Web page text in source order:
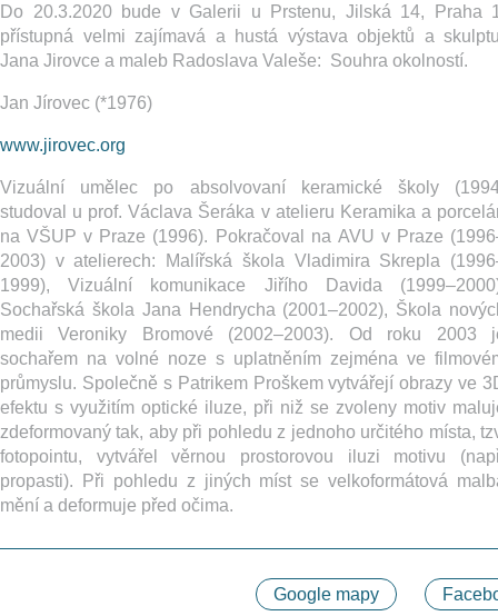
Do 20.3.2020 bude v Galerii u Prstenu, Jilská 14, Praha
přístupná velmi zajímavá a hustá výstava objektů a
Jana Jirovce a maleb Radoslava Valeše: Souhra okolností.
Jan Jírovec (*1976)
www.jirovec.org
Vizuální umělec po absolvovaní keramické školy
studoval u prof. Václava Šeráka v atelieru Keramika a
na VŠUP v Praze (1996). Pokračoval na AVU v Praze
2003) v atelierech: Malířská škola Vladimira Skrepla
1999), Vizuální komunikace Jiřího Davida
Sochařská škola Jana Hendrycha (2001–2002), Škola
medii Veroniky Bromové (2002–2003). Od roku 2003
sochařem na volné noze s uplatněním zejména ve
průmyslu. Společně s Patrikem Proškem vytvářejí obrazy ve
efektu s využitím optické iluze, při niž se zvoleny motiv
zdeformovaný tak, aby při pohledu z jednoho určitého místa,
fotopointu, vytvářel věrnou prostorovou iluzi motivu
propasti). Při pohledu z jiných míst se velkoformátová
mění a deformuje před očima.
Google mapy